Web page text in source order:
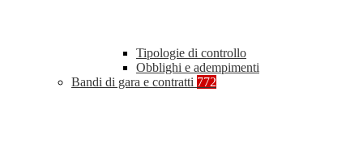
Tipologie di controllo
Obblighi e adempimenti
Bandi di gara e contratti 772